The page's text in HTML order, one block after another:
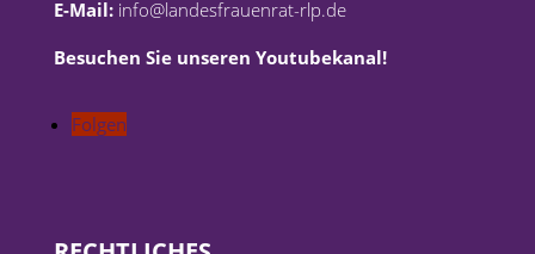
E-Mail: info@landesfrauenrat-rlp.de
Besuchen Sie unseren Youtubekanal!
Folgen